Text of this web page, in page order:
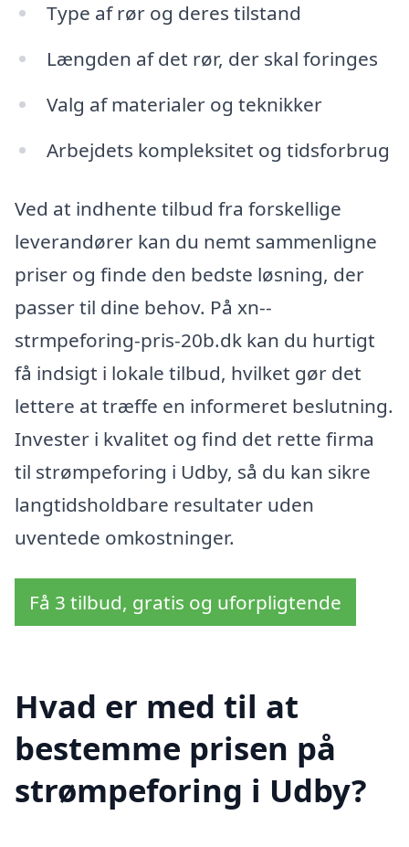
Type af rør og deres tilstand
Længden af det rør, der skal foringes
Valg af materialer og teknikker
Arbejdets kompleksitet og tidsforbrug
Ved at indhente tilbud fra forskellige
leverandører kan du nemt sammenligne
priser og finde den bedste løsning, der
passer til dine behov. På xn--
strmpeforing-pris-20b.dk kan du hurtigt
få indsigt i lokale tilbud, hvilket gør det
lettere at træffe en informeret beslutning.
Invester i kvalitet og find det rette firma
til strømpeforing i Udby, så du kan sikre
langtidsholdbare resultater uden
uventede omkostninger.
Få 3 tilbud, gratis og uforpligtende
Hvad er med til at
bestemme prisen på
strømpeforing i Udby?